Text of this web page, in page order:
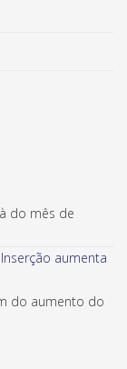
do mês de
aumenta
do aumento do